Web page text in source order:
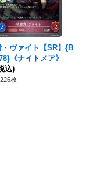
・ヴァイト【SR】{B
《ナイトメア》
込)
枚